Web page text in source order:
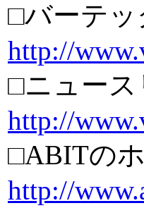
□バーテ
http://
□ニュース
http://
□ABITの
http://